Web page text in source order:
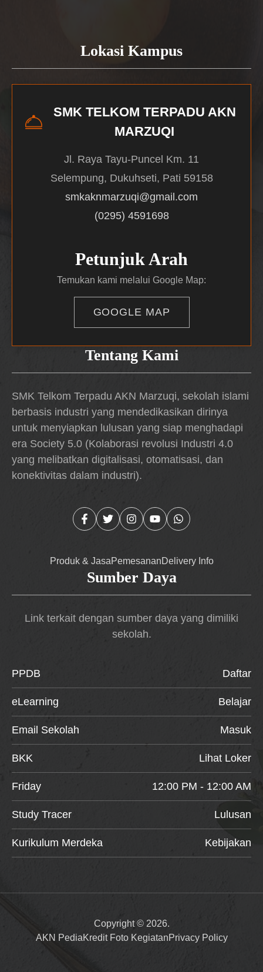
Tentang Kami
SMK Telkom Terpadu AKN Marzuqi, sekolah islami
berbasis industri yang mendedikasikan dirinya
untuk menyiapkan lulusan yang siap menghadapi
era Society 5.0 (Kolaborasi revolusi Industri 4.0
yang melibatkan digitalisasi, otomatisasi, dan
konektivitas dalam industri).
Produk & JasaPemesananDelivery Info
Lokasi Kampus
SMK TELKOM TERPADU AKN
MARZUQI
Jl. Raya Tayu-Puncel Km. 11
Selempung, Dukuhseti, Pati 59158
smkaknmarzuqi@gmail.com
(0295) 4591698
Petunjuk Arah
Temukan kami melalui Google Map:
GOOGLE MAP
Sumber Daya
Link terkait dengan sumber daya yang dimiliki
sekolah.
PPDB Daftar
eLearning Belajar
Email Sekolah Masuk
BKK Lihat Loker
Friday 12:00 PM - 12:00 AM
Study Tracer Lulusan
Kurikulum Merdeka Kebijakan
Copyright © 2026.
AKN PediaKredit Foto KegiatanPrivacy Policy